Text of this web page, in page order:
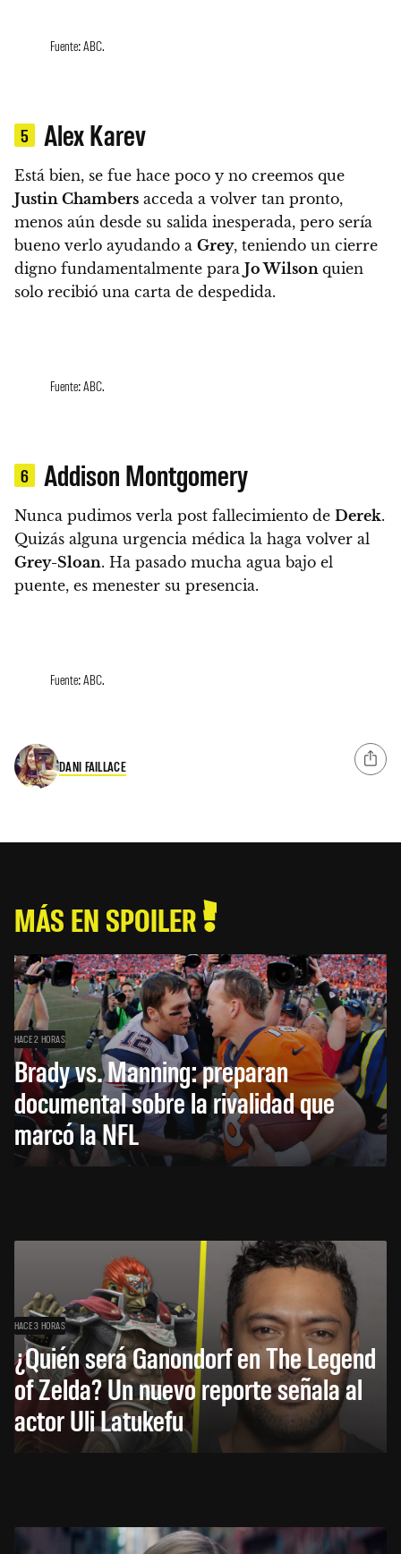
Fuente: ABC.
5 Alex Karev
Está bien, se fue hace poco y no creemos que
Justin Chambers acceda a volver tan pronto,
menos aún desde su salida inesperada, pero sería
bueno verlo ayudando a Grey, teniendo un cierre
digno fundamentalmente para Jo Wilson quien
solo recibió una carta de despedida.
Fuente: ABC.
6 Addison Montgomery
Nunca pudimos verla post fallecimiento de Derek.
Quizás alguna urgencia médica la haga volver al
Grey-Sloan. Ha pasado mucha agua bajo el
puente, es menester su presencia.
Fuente: ABC.
DANI FAILLACE
MÁS EN SPOILER
HACE 2 HORAS
Brady vs. Manning: preparan
documental sobre la rivalidad que
marcó la NFL
HACE 3 HORAS
¿Quién será Ganondorf en The Legend
of Zelda? Un nuevo reporte señala al
actor Uli Latukefu